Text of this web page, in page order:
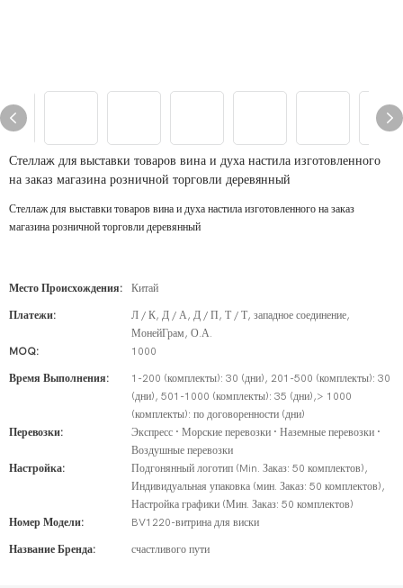
Стеллаж для выставки товаров вина и духа настила изготовленного
на заказ магазина розничной торговли деревянный
Стеллаж для выставки товаров вина и духа настила изготовленного на заказ
магазина розничной торговли деревянный
Место Происхождения: Китай
Платежи:
Л / К, Д / А, Д / П, Т / Т, западное соединение,
МонейГрам, О.А.
MOQ:
1000
Время Выполнения:
1-200 (комплекты): 30 (дни), 201-500 (комплекты): 30
(дни), 501-1000 (комплекты): 35 (дни),> 1000
(комплекты): по договоренности (дни)
Перевозки:
Экспресс · Морские перевозки · Наземные перевозки ·
Воздушные перевозки
Настройка:
Подгонянный логотип (Min. Заказ: 50 комплектов),
Индивидуальная упаковка (мин. Заказ: 50 комплектов),
Настройка графики (Мин. Заказ: 50 комплектов)
Номер Модели:
BV1220-витрина для виски
Название Бренда: счастливого пути